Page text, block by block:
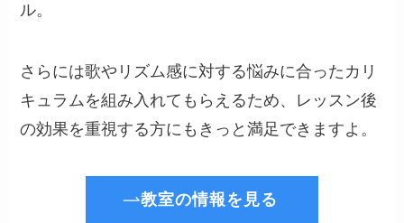
ル。
さらには歌やリズム感に対する悩みに合ったカリ
キュラムを組み入れてもらえるため、レッスン後
の効果を重視する方にもきっと満足できますよ。
教室の情報を見る